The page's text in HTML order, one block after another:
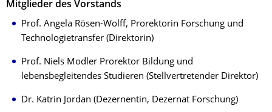
Mitglieder des Vorstands
Prof. Angela Rösen-Wolff, Prorektorin Forschung und
Technologietransfer (Direktorin)
Prof. Niels Modler Prorektor Bildung und
lebensbegleitendes Studieren (Stellvertretender Direktor)
Dr. Katrin Jordan (Dezernentin, Dezernat Forschung)